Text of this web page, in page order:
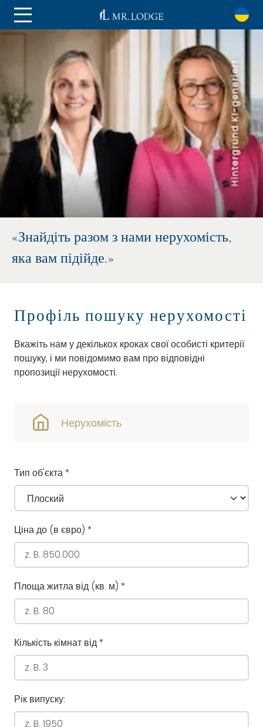
«Знайдіть разом з нами нерухомість,
яка вам підійде.»
Профіль пошуку нерухомості
Вкажіть нам у декількох кроках свої особисті критерії
пошуку, і ми повідомимо вам про відповідні
пропозиції нерухомості.
Нерухомість
Тип об'єкта*
Ціна до (в євро) *
Площа житла від (кв. м) *
Кількість кімнат від*
Рік випуску: